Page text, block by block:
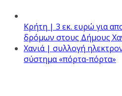
Κρήτη | 3 εκ. ευρώ για
δρόμων στους Δήμους
Χανιά | συλλογή
σύστημα «πόρτα-πόρτα»